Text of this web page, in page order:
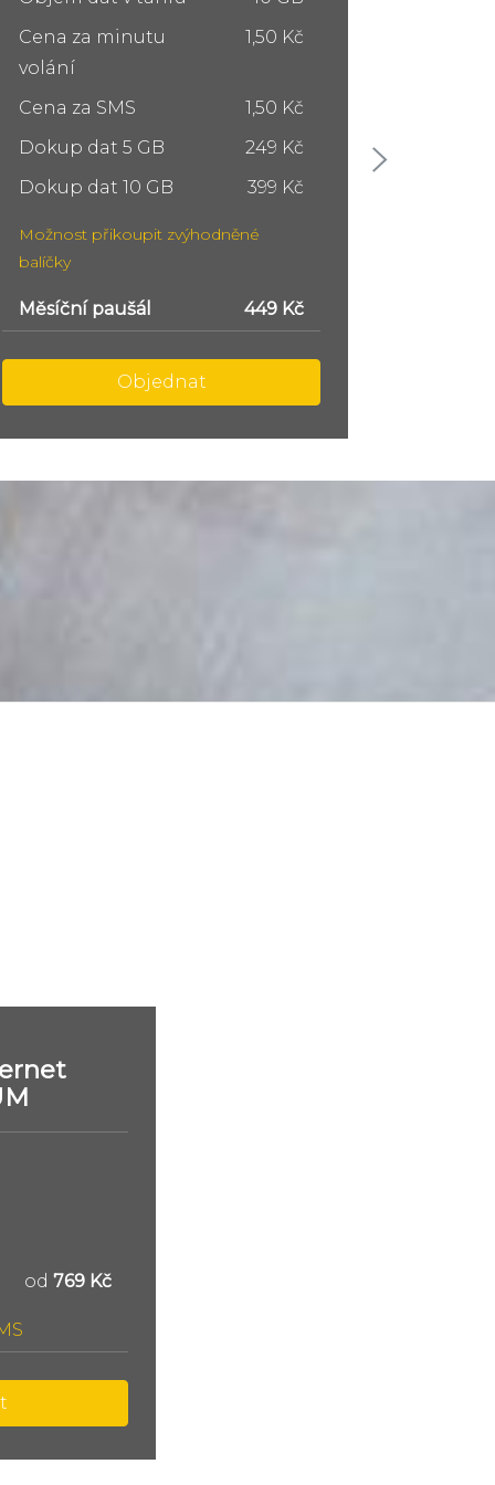
Cena za minutu
volání
1,50 Kč
Cena za SMS
1,50 Kč
Dokup dat 5 GB
249 Kč
Dokup dat 10 GB
399 Kč
Možnost přikoupit zvýhodněné
balíčky
Měsíční paušál 749 Kč
Objednat
od 769 Kč